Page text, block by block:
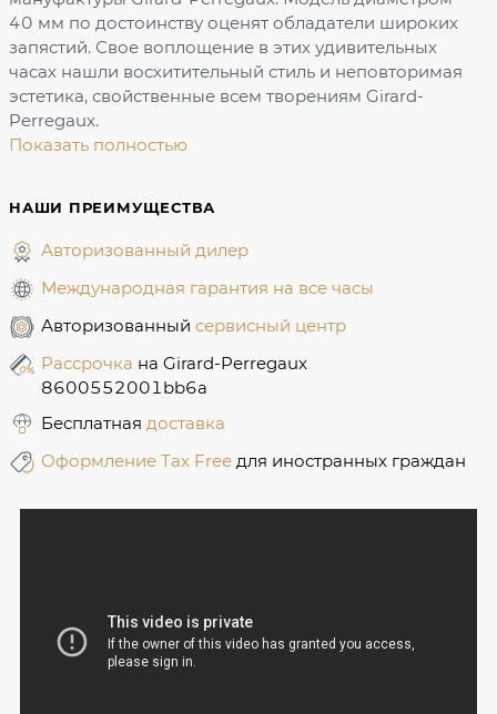
40 мм по достоинству оценят обладатели широких
запястий. Свое воплощение в этих удивительных
часах нашли восхитительный стиль и неповторимая
эстетика, свойственные всем творениям Girard-
Perregaux.
Показать полностью
НАШИ ПРЕИМУЩЕСТВА
Авторизованный дилер
Международная гарантия на все часы
Авторизованный сервисный центр
Рассрочка на Girard-Perregaux
8600552001bb6a
Бесплатная доставка
Оформление Tax Free для иностранных граждан